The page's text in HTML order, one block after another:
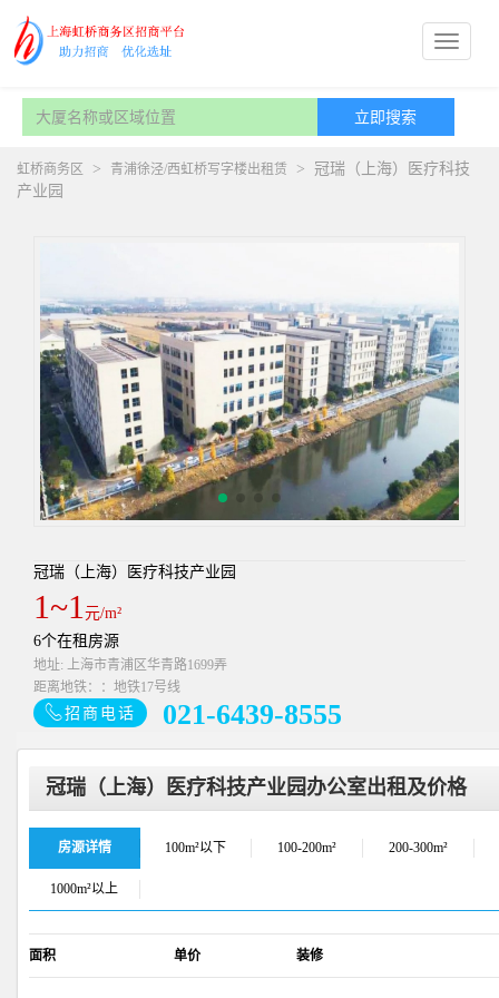
虹桥商务区 > 青浦徐泾/西虹桥写字楼出租赁 > 冠瑞（上海）医疗科技
产业园
冠瑞（上海）医疗科技产业园
1~1 元/m²
6个在租房源
地址: 上海市青浦区华青路1699弄
距离地铁：：地铁17号线
招商电话 021-6439-8555
冠瑞（上海）医疗科技产业园办公室出租及价格
房源详情 100m²以下 100-200m² 200-300m²
1000m²以上
面积 单价 装修